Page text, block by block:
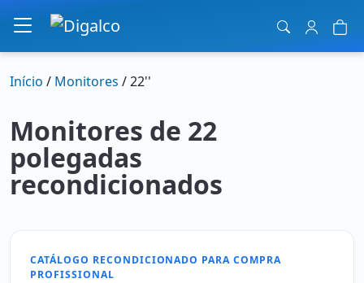
Navegação principal
Início / Monitores / 22''
Monitores de 22
polegadas
recondicionados
CATÁLOGO RECONDICIONADO PARA COMPRA
PROFISSIONAL